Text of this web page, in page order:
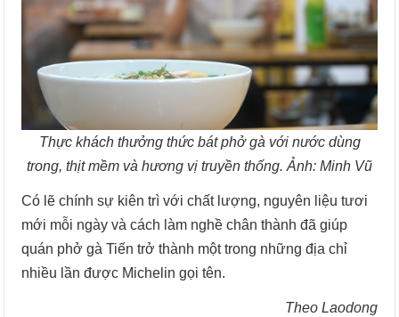
Thực khách thưởng thức bát phở gà với nước dùng
trong, thịt mềm và hương vị truyền thống. Ảnh: Minh Vũ
Có lẽ chính sự kiên trì với chất lượng, nguyên liệu tươi
mới mỗi ngày và cách làm nghề chân thành đã giúp
quán phở gà Tiến trở thành một trong những địa chỉ
nhiều lần được Michelin gọi tên.
Theo Laodong